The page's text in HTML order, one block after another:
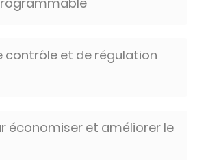
contrôle et de régulation
économiser et améliorer le